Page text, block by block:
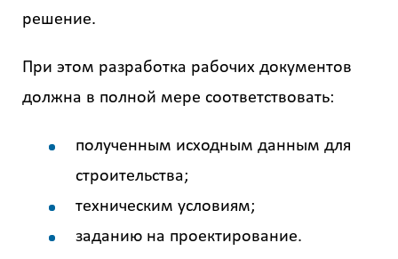
решение.
При этом разработка рабочих документов
должна в полной мере соответствовать:
полученным исходным данным для
строительства;
техническим условиям;
заданию на проектирование.